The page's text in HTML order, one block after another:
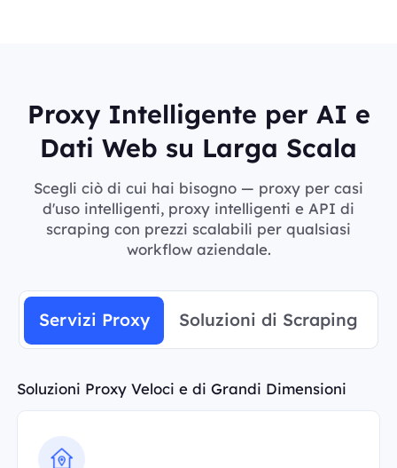
Proxy Intelligente per AI e
Dati Web su Larga Scala
Scegli ciò di cui hai bisogno — proxy per casi
d'uso intelligenti, proxy intelligenti e API di
scraping con prezzi scalabili per qualsiasi
workflow aziendale.
Servizi Proxy Soluzioni di Scraping
Soluzioni Proxy Veloci e di Grandi Dimensioni